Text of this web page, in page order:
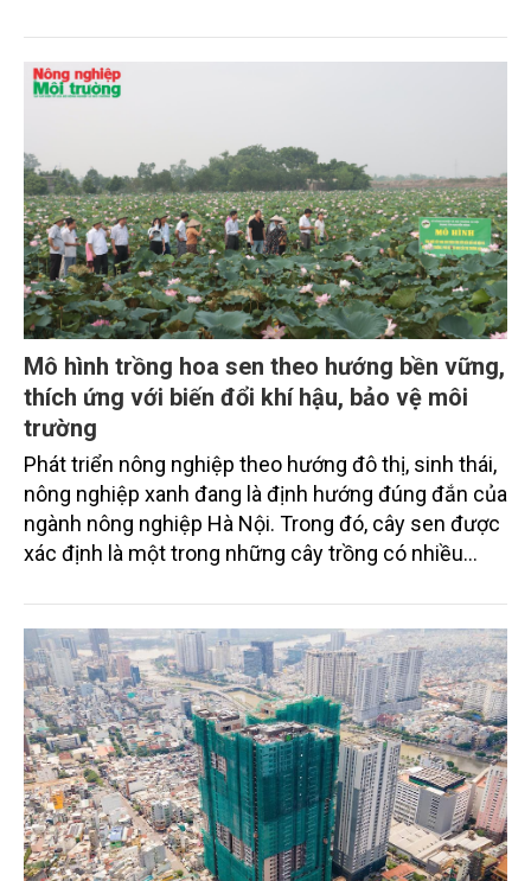
hạ tầng chưa đồng bộ, thất thoát sau thu hoạch lớn
và khả năng kết nối thị trường còn hạn chế đang là
những rào cản đáng kể đối với quá trình nâng cao
chuỗi cung ứng toàn cầu.
Mô hình trồng hoa sen theo hướng bền vững,
thích ứng với biến đổi khí hậu, bảo vệ môi
trường
Phát triển nông nghiệp theo hướng đô thị, sinh thái,
nông nghiệp xanh đang là định hướng đúng đắn của
ngành nông nghiệp Hà Nội. Trong đó, cây sen được
xác định là một trong những cây trồng có nhiều
văn hóa, dinh dưỡng, y học và môi trường.